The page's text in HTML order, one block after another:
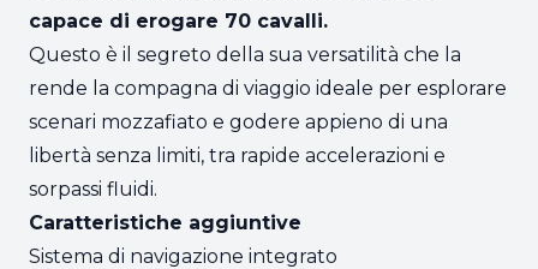
capace di erogare 70 cavalli.
Questo è il segreto della sua versatilità che la
rende la compagna di viaggio ideale per esplorare
scenari mozzafiato e godere appieno di una
libertà senza limiti, tra rapide accelerazioni e
sorpassi fluidi.
Caratteristiche aggiuntive
Sistema di navigazione integrato